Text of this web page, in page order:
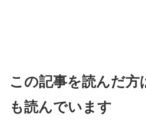
この記事を読んだ方
も読んでいます